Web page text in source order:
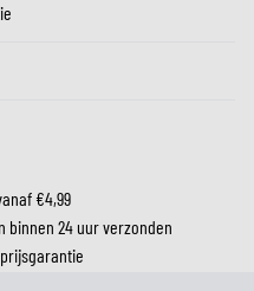
€4,99
binnen 24 uur verzonden